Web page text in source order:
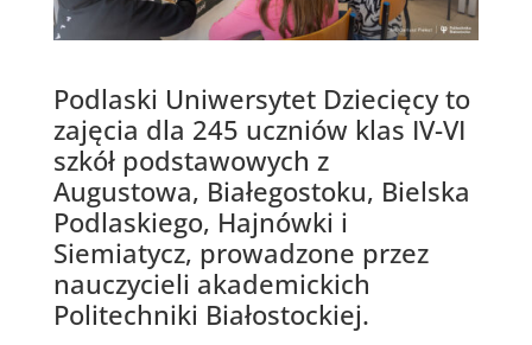
Podlaski Uniwersytet Dziecięcy to
zajęcia dla 245 uczniów klas IV-VI
szkół podstawowych z
Augustowa, Białegostoku, Bielska
Podlaskiego, Hajnówki i
Siemiatycz, prowadzone przez
nauczycieli akademickich
Politechniki Białostockiej.